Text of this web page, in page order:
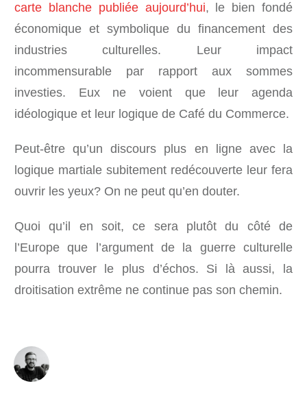
carte blanche publiée aujourd’hui, le bien fondé
économique et symbolique du financement des
industries culturelles. Leur impact
incommensurable par rapport aux sommes
investies. Eux ne voient que leur agenda
idéologique et leur logique de Café du Commerce.
Peut-être qu’un discours plus en ligne avec la
logique martiale subitement redécouverte leur fera
ouvrir les yeux? On ne peut qu’en douter.
Quoi qu’il en soit, ce sera plutôt du côté de
l’Europe que l’argument de la guerre culturelle
pourra trouver le plus d’échos. Si là aussi, la
droitisation extrême ne continue pas son chemin.